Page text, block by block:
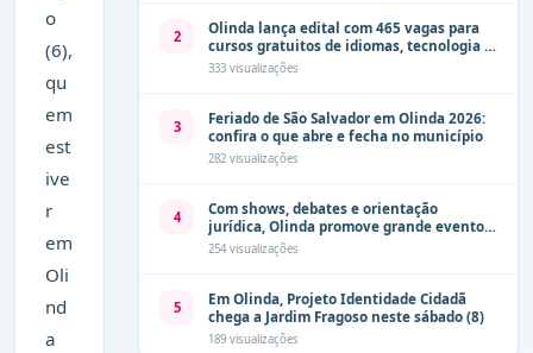
o
(6),
qu
em
est
ive
r
em
Oli
nd
a
2
Olinda lança edital com 465 vagas para
cursos gratuitos de idiomas, tecnologia e
comunicação
333 visualizações
3
Feriado de São Salvador em Olinda 2026:
confira o que abre e fecha no município
282 visualizações
4
Com shows, debates e orientação
jurídica, Olinda promove grande evento
de combate à violência contra a mulher
neste sábado (8)
254 visualizações
5
Em Olinda, Projeto Identidade Cidadã
chega a Jardim Fragoso neste sábado (8)
189 visualizações